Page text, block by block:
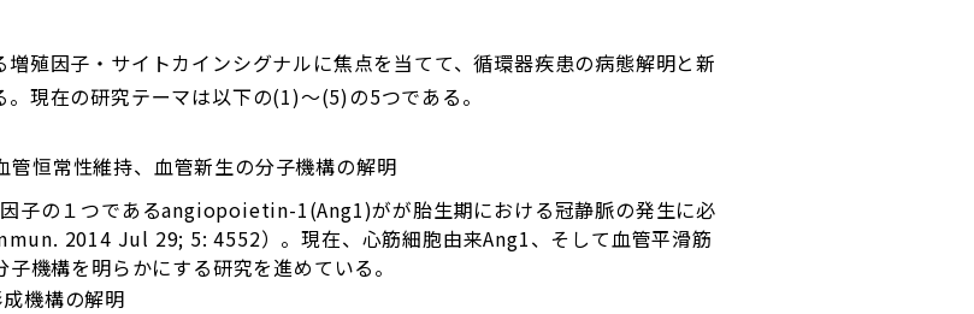
殖因子・サイトカインシグナルに焦点を当てて、循環器疾患の病態解明と新
現在の研究テーマは以下の(1)～(5)の5つである。
恒常性維持、血管新生の分子機構の解明
子の１つであるangiopoietin-1(Ang1)がが胎生期における冠静脈の発生に必
2014 Jul 29; 5: 4552）。現在、心筋細胞由来Ang1、そして血管平滑筋
機構を明らかにする研究を進めている。
機構の解明